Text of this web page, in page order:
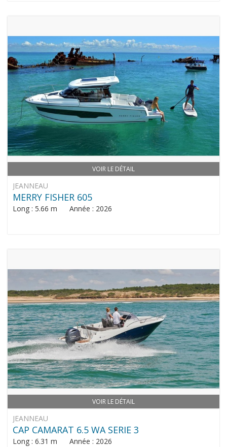
VOIR LE DÉTAIL
JEANNEAU
MERRY FISHER 605
Long : 5.66 m Année : 2026
VOIR LE DÉTAIL
JEANNEAU
CAP CAMARAT 6.5 WA SERIE 3
Long : 6.31 m Année : 2026